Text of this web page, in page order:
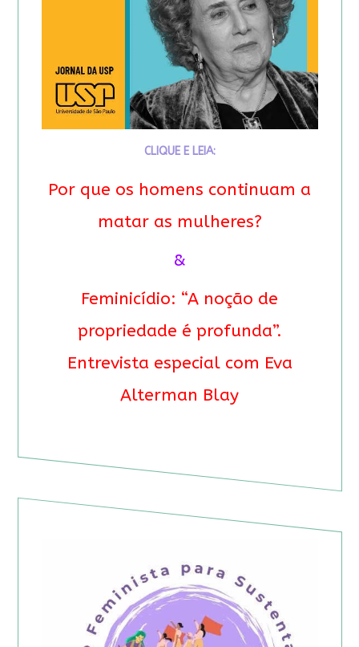
CLIQUE E LEIA:
Por que os homens continuam a
matar as mulheres?
&
Feminicídio: “A noção de
propriedade é profunda”.
Entrevista especial com Eva
Alterman Blay